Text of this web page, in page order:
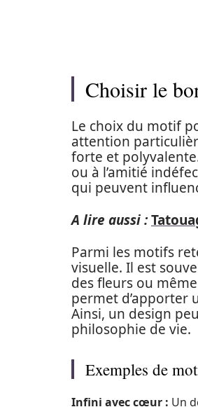
Choisir le
Le choix du motif
attention
forte et
ou à l’amitié
qui peuvent
A lire aussi :
Parmi les motifs
visuelle. Il est
des fleurs ou
permet d’apporter
Ainsi, un design
philosophie de vie.
Exemples de
Infini avec cœur : Un